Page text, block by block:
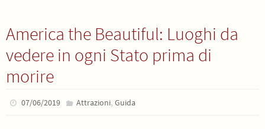
America the Beautiful: Luoghi da
vedere in ogni Stato prima di
morire
07/06/2019 Attrazioni, Guida